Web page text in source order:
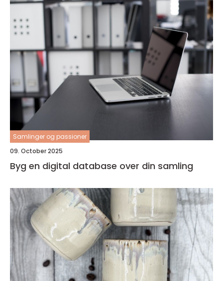
Samlinger og passioner
09. October 2025
Byg en digital database over din samling